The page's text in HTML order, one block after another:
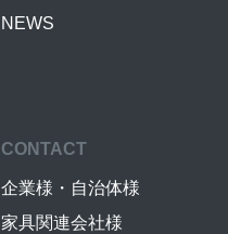
NEWS
CONTACT
企業様・自治体様
家具関連会社様